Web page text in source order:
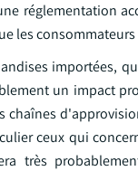
réglementation
les
importées,
un impact
chaînes
ceux qui
très